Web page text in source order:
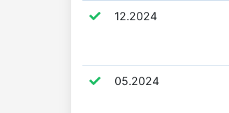
12.2024
05.2024